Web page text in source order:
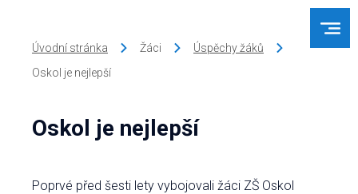
Úvodní stránka Žáci
Úspěchy žáků
Oskol je nejlepší
Oskol je nejlepší
Poprvé před šesti lety vybojovali žáci ZŠ Oskol